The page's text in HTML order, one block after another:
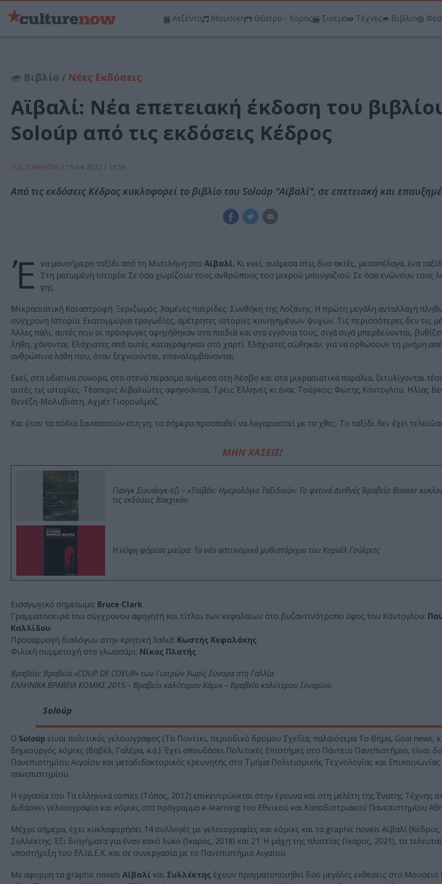
Ατζέντα Μουσική Θέατρο - Χορός Σινεμά Τέχνες Βιβλίο
Βιβλίο / Νέες Εκδόσεις
Αϊβαλί: Νέα επετειακή έκδοση του
Soloúp από τις εκδόσεις Κέδρος
CULTURENOW / 15-04-2022 / 16:59
Από τις εκδόσεις Κέδρος κυκλοφορεί το βιβλίο του Soloúp “Αϊβαλί”, σε επετειακή και
Έ να μονοήμερο ταξίδι από τη Μυτιλήνη στο Αϊβαλί. Κι εκεί, ανάμεσα στις δυο ακτές, μεσοπέλαγα, ένα
Στη ματωμένη Ιστορία. Σε όσα χωρίζουν τους ανθρώπους του μικρού μπουγαζιού. Σε όσα ενώνουν τους
γης.
Μικρασιατική Καταστροφή. Ξεριζωμός. Χαμένες πατρίδες. Συνθήκη της Λοζάνης. Η πρώτη μεγάλη ανταλλαγή
σύγχρονη Ιστορία. Εκατομμύρια τραγωδίες, αμέτρητες ιστορίες κυνηγημένων ψυχών. Τις περισσότερες δεν τις
Άλλες πάλι, αυτές που οι πρόσφυγες αφηγήθηκαν στα παιδιά και στα εγγόνια τους, σιγά σιγά μπερδεύονται,
λήθη, χάνονται. Ελάχιστες από αυτές καταγράφηκαν στο χαρτί. Ελάχιστες σώθηκαν, για να ορθώσουν τη μνήμη
ανθρώπινα λάθη που, όταν ξεχνιούνται, επαναλαμβάνονται.
Εκεί, στα υδάτινα σύνορα, στο στενό πέρασμα ανάμεσα στη Λέσβο και στα μικρασιατικά παράλια, ξετυλίγονται
αυτές τις ιστορίες. Τέσσερις Αϊβαλιώτες αφηγούνται. Τρεις Έλληνες κι ένας Τούρκος: Φώτης Κόντογλου, Ηλίας
Βενέζη-Μολυβιάτη, Αχμέτ Γιορουλμάζ.
Και όταν τα πόδια ξαναπατούν στη γη, το σήμερα προσπαθεί να λογαριαστεί με το χθες. Το ταξίδι δεν έχει
ΜΗΝ ΧΑΣΕΙΣ!
Γιανγκ Σιουάνγκ-τζι – «Ταϊβάν: Ημερολόγιο Ταξιδιού»: Το φετινό Διεθνές Βραβείο Booker
τις εκδόσεις Βακχικόν
Η νύφη φόρεσε μαύρα: Το νέο αστυνομικό μυθιστόρημα του Κορνέλ Γούλριτς
Εισαγωγικό σημείωμα: Bruce Clark
Γραμματοσειρά του σύγχρονου αφηγητή και τίτλοι των κεφαλαίων στο βυζαντινότροπο ύφος του Κόντογλου:
Καλλίδου
Προσαρμογή διαλόγων στην κρητική λαλιά: Κωστής Κεφαλάκης
Φιλική συμμετοχή στο γλωσσάρι: Νίκος Πλατής
Βραβείο: Βραβείο «COUP DE COEUR» των Γιατρών Χωρίς Σύνορα στη Γαλλία
ΕΛΛΗΝΙΚΑ ΒΡΑΒΕΙΑ ΚΟΜΙΚΣ 2015 – Βραβείο καλύτερου Κόμικ – Βραβείο καλύτερου Σεναρίου
Soloúp
Ο Soloúp είναι πολιτικός γελοιογράφος (Το Ποντίκι, περιοδικό δρόμου Σχεδία, παλαιότερα Το Βήμα, Goal news,
δημιουργός κόμικς (Βαβέλ, Γαλέρα, κ.ά.). Έχει σπουδάσει Πολιτικές Επιστήμες στο Πάντειο Πανεπιστήμιο, είναι
Πανεπιστημίου Αιγαίου και μεταδιδακτορικός ερευνητής στο Τμήμα Πολιτισμικής Τεχνολογίας και Επικοινωνίας
πανεπιστημίου.
Η εργασία του Τα ελληνικά comics (Τόπος, 2012) επικεντρώνεται στην έρευνα και στη μελέτη της Ένατης Τέχνης
Διδάσκει γελοιογραφία και κόμικς στο πρόγραμμα e-learning του Εθνικού και Καποδιστριακού Πανεπιστημίου
Μέχρι σήμερα, έχει κυκλοφορήσει 14 συλλογές με γελοιογραφίες και κόμικς και τα graphic novels Αϊβαλί
Συλλέκτης: Έξι διηγήματα για έναν κακό λύκο (Ίκαρος, 2018) και 21: H μάχη της πλατείας (Ίκαρος, 2021), το
υποστήριξη του ΕΛ.ΙΔ.Ε.Κ. και σε συνεργασία με το Πανεπιστήμιο Αιγαίου.
Με αφορμή τα graphic novels Αϊβαλί και Συλλέκτης έχουν πραγματοποιηθεί δύο μεγάλες εκθέσεις στο